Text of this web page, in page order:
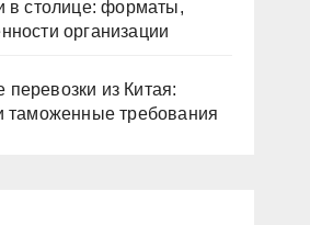
в столице: форматы,
организации
из Китая:
таможенные требования